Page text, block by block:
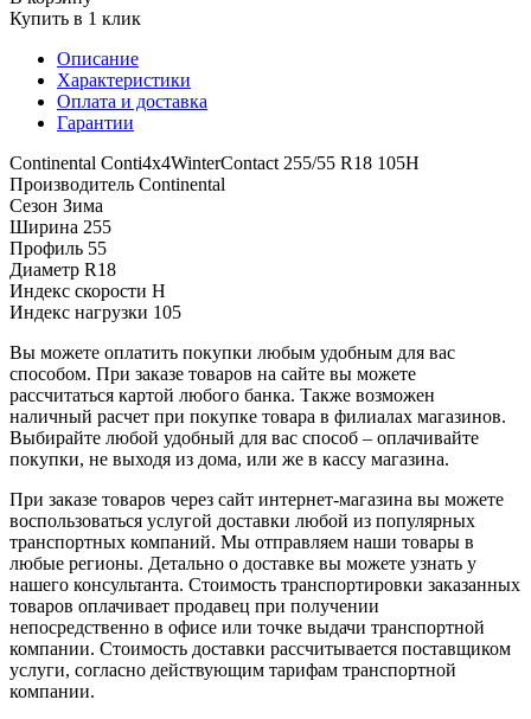
Купить в 1 клик
Описание
Характеристики
Оплата и доставка
Гарантии
Continental Conti4x4WinterContact 255/55 R18 105H
Производитель Continental
Сезон Зима
Ширина 255
Профиль 55
Диаметр R18
Индекс скорости H
Индекс нагрузки 105
Вы можете оплатить покупки любым удобным для вас
способом. При заказе товаров на сайте вы можете
рассчитаться картой любого банка. Также возможен
наличный расчет при покупке товара в филиалах магазинов.
Выбирайте любой удобный для вас способ – оплачивайте
покупки, не выходя из дома, или же в кассу магазина.
При заказе товаров через сайт интернет-магазина вы можете
воспользоваться услугой доставки любой из популярных
транспортных компаний. Мы отправляем наши товары в
любые регионы. Детально о доставке вы можете узнать у
нашего консультанта. Стоимость транспортировки заказанных
товаров оплачивает продавец при получении
непосредственно в офисе или точке выдачи транспортной
компании. Стоимость доставки рассчитывается поставщиком
услуги, согласно действующим тарифам транспортной
компании.